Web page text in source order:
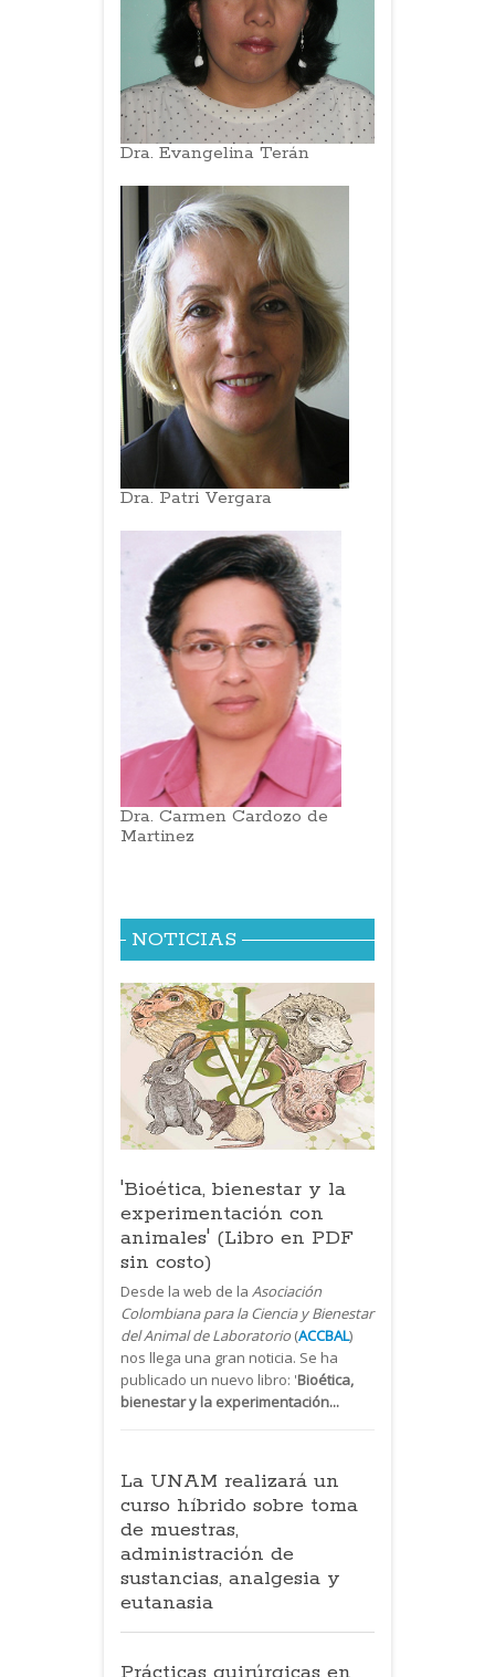
Dra. Evangelina Terán
Dra. Patri Vergara
Dra. Carmen Cardozo de
Martinez
NOTICIAS
'Bioética, bienestar y la
experimentación con
animales' (Libro en PDF
sin costo)
Desde la web de la Asociación
Colombiana para la Ciencia y Bienestar
del Animal de Laboratorio (ACCBAL)
nos llega una gran noticia. Se ha
publicado un nuevo libro: 'Bioética,
bienestar y la experimentación...
La UNAM realizará un
curso híbrido sobre toma
de muestras,
administración de
sustancias, analgesia y
eutanasia